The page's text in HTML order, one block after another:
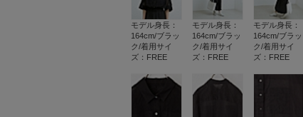
モデル身長：
164cm/ブラッ
ク/着用サイ
ズ：FREE
モデル身長：
164cm/ブラッ
ク/着用サイ
ズ：FREE
モデル身長：
164cm/ブラッ
ク/着用サイ
ズ：FREE